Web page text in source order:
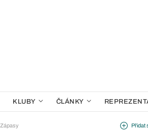
KLUBY ČLÁNKY
Zápasy Přidat